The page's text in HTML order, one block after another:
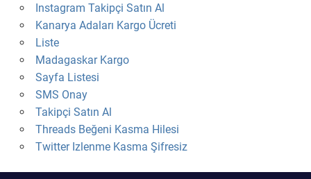
Instagram Takipçi Satın Al
Kanarya Adaları Kargo Ücreti
Liste
Madagaskar Kargo
Sayfa Listesi
SMS Onay
Takipçi Satın Al
Threads Beğeni Kasma Hilesi
Twitter Izlenme Kasma Şifresiz